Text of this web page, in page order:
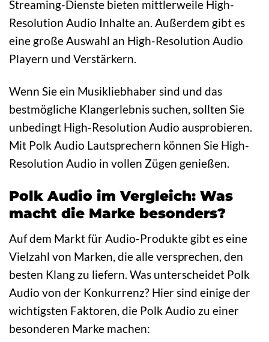
Streaming-Dienste bieten mittlerweile High-
Resolution Audio Inhalte an. Außerdem gibt es
eine große Auswahl an High-Resolution Audio
Playern und Verstärkern.
Wenn Sie ein Musikliebhaber sind und das
bestmögliche Klangerlebnis suchen, sollten Sie
unbedingt High-Resolution Audio ausprobieren.
Mit Polk Audio Lautsprechern können Sie High-
Resolution Audio in vollen Zügen genießen.
Polk Audio im Vergleich: Was
macht die Marke besonders?
Auf dem Markt für Audio-Produkte gibt es eine
Vielzahl von Marken, die alle versprechen, den
besten Klang zu liefern. Was unterscheidet Polk
Audio von der Konkurrenz? Hier sind einige der
wichtigsten Faktoren, die Polk Audio zu einer
besonderen Marke machen: